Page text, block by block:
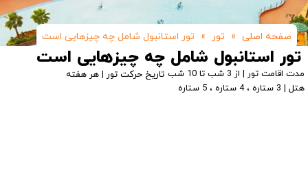
صفحه اصلی » تور » تور استانبول شامل چه چیزهایی است
تور استانبول شامل چه چیزهایی است
مدت اقامت تور | از 3 شب تا 10 شب
تاریخ حرکت تور | هر هفته
هتل | 3 ستاره ، 4 ستاره ، 5 ستاره